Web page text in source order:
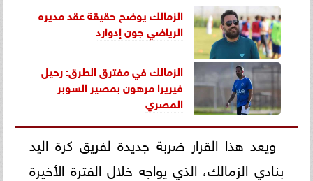
الزمالك يوضح حقيقة عقد مديره
الرياضي جون إدوارد
الزمالك في مفترق الطرق: رحيل
فيريرا مرهون بمصير السوبر
المصري
ويعد هذا القرار ضربة جديدة لفريق كرة اليد
بنادي الزمالك، الذي يواجه خلال الفترة الأخيرة